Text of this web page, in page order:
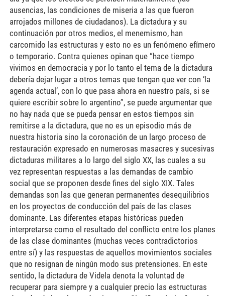
ausencias, las condiciones de miseria a las que fueron
arrojados millones de ciudadanos). La dictadura y su
continuación por otros medios, el menemismo, han
carcomido las estructuras y esto no es un fenómeno efímero
o temporario. Contra quienes opinan que “hace tiempo
vivimos en democracia y por lo tanto el tema de la dictadura
debería dejar lugar a otros temas que tengan que ver con ‘la
agenda actual’, con lo que pasa ahora en nuestro país, si se
quiere escribir sobre lo argentino”, se puede argumentar que
no hay nada que se pueda pensar en estos tiempos sin
remitirse a la dictadura, que no es un episodio más de
nuestra historia sino la coronación de un largo proceso de
restauración expresado en numerosas masacres y sucesivas
dictaduras militares a lo largo del siglo XX, las cuales a su
vez representan respuestas a las demandas de cambio
social que se proponen desde fines del siglo XIX. Tales
demandas son las que generan permanentes desequilibrios
en los proyectos de conducción del país de las clases
dominante. Las diferentes etapas históricas pueden
interpretarse como el resultado del conflicto entre los planes
de las clase dominantes (muchas veces contradictorios
entre sí) y las respuestas de aquellos movimientos sociales
que no resignan de ningún modo sus pretensiones. En este
sentido, la dictadura de Videla denota la voluntad de
recuperar para siempre y a cualquier precio las estructuras